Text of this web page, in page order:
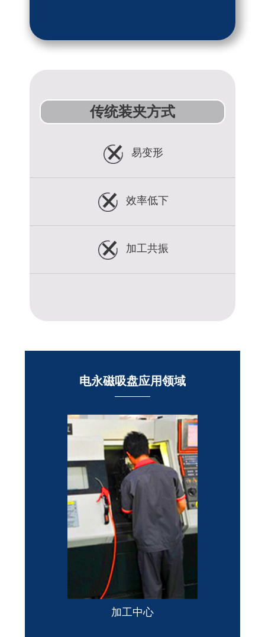
传统装夹方式
易变形
效率低下
加工共振
电永磁吸盘应用领域
加工中心